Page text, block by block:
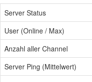
Server Status
User (Online / Max)
Anzahl aller Channel
Server Ping (Mittelwert)